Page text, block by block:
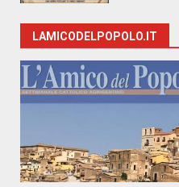
LAMICODELPOPOLO.IT